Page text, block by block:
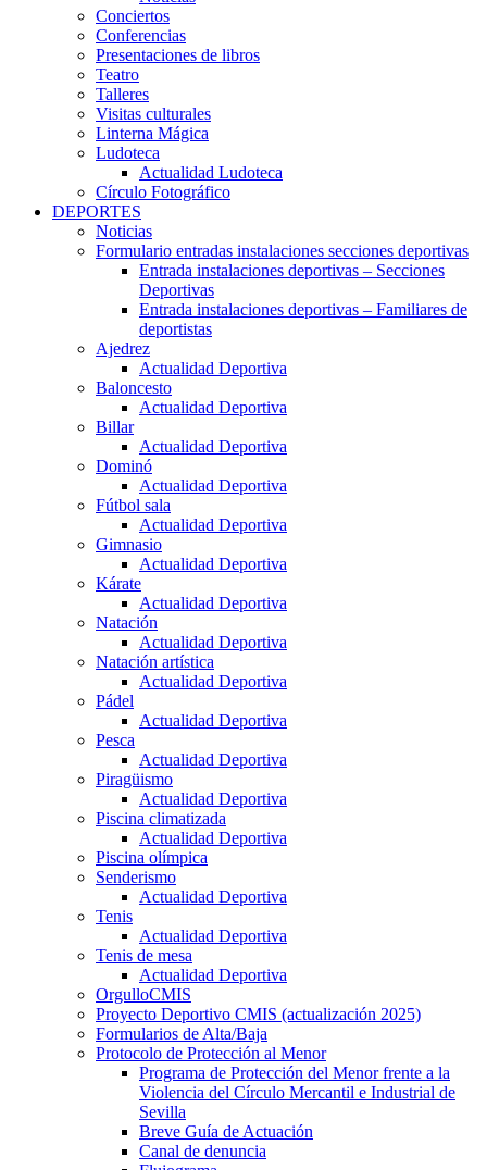
Conciertos
Conferencias
Presentaciones de libros
Teatro
Talleres
Visitas culturales
Linterna Mágica
Ludoteca
Actualidad Ludoteca
Círculo Fotográfico
DEPORTES
Noticias
Formulario entradas instalaciones secciones deportivas
Entrada instalaciones deportivas – Secciones
Deportivas
Entrada instalaciones deportivas – Familiares de
deportistas
Ajedrez
Actualidad Deportiva
Baloncesto
Actualidad Deportiva
Billar
Actualidad Deportiva
Dominó
Actualidad Deportiva
Fútbol sala
Actualidad Deportiva
Gimnasio
Actualidad Deportiva
Kárate
Actualidad Deportiva
Natación
Actualidad Deportiva
Natación artística
Actualidad Deportiva
Pádel
Actualidad Deportiva
Pesca
Actualidad Deportiva
Piragüismo
Actualidad Deportiva
Piscina climatizada
Actualidad Deportiva
Piscina olímpica
Senderismo
Actualidad Deportiva
Tenis
Actualidad Deportiva
Tenis de mesa
Actualidad Deportiva
OrgulloCMIS
Proyecto Deportivo CMIS (actualización 2025)
Formularios de Alta/Baja
Protocolo de Protección al Menor
Programa de Protección del Menor frente a la
Violencia del Círculo Mercantil e Industrial de
Sevilla
Breve Guía de Actuación
Canal de denuncia